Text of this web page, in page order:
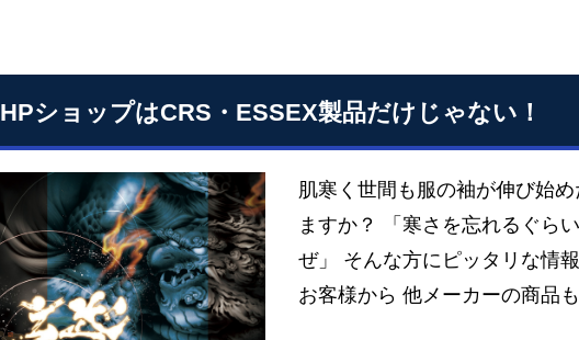
HPショップはCRS・ESSEX製品だけじゃない！
肌寒く世間も服の袖が伸び始
ますか？ 「寒さを忘れるぐら
ぜ」 そんな方にピッタリな情
お客様から 他メーカーの商品